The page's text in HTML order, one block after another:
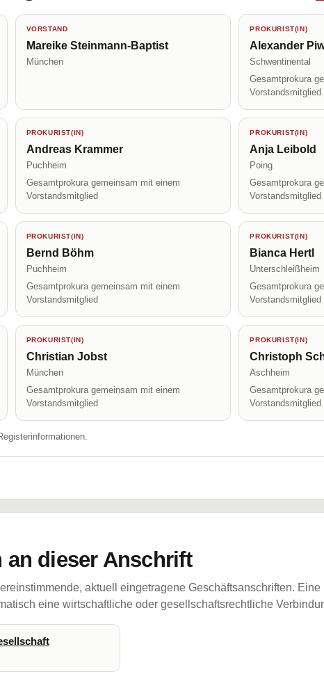
VORSTAND
Mareike Steinmann-Baptist
München
PROKURIST(IN)
Alexander
Schwentinental
Gesamtprokura
Vorstandsmitglied
PROKURIST(IN)
Andreas Krammer
Puchheim
Gesamtprokura gemeinsam mit einem
Vorstandsmitglied
PROKURIST(IN)
Anja Leibold
Poing
Gesamtprokura
Vorstandsmitglied
PROKURIST(IN)
Bernd Böhm
Puchheim
Gesamtprokura gemeinsam mit einem
Vorstandsmitglied
PROKURIST(IN)
Bianca Hertl
Unterschleißheim
Gesamtprokura
Vorstandsmitglied
PROKURIST(IN)
Christian Jobst
München
Gesamtprokura gemeinsam mit einem
Vorstandsmitglied
PROKURIST(IN)
Christoph
Aschheim
Gesamtprokura
Vorstandsmitglied
an dieser Anschrift
aktuell eingetragene Geschäftsanschriften. Eine
eine wirtschaftliche oder gesellschaftsrechtliche